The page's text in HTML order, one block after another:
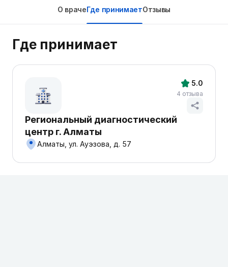
О врачеГде принимаетОтзывы
Где принимает
Региональный диагностический
центр г. Алматы
Алматы, ул. Ауэзова, д. 57
5.0
4 отзыва